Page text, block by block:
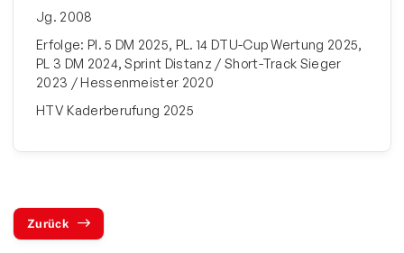
Jg. 2008
Erfolge: Pl. 5 DM 2025, PL. 14 DTU-Cup Wertung 2025,
PL 3 DM 2024, Sprint Distanz / Short-Track Sieger
2023 / Hessenmeister 2020
HTV Kaderberufung 2025
Zurück